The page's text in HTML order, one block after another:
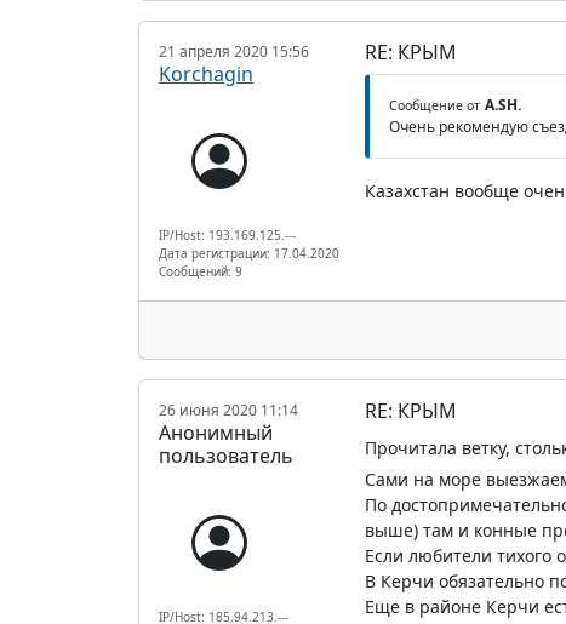
21 апреля 2020 15:56
Korchagin
IP/Host: 193.169.125.---
Дата регистрации: 17.04.2020
Сообщений: 9
RE: КРЫМ
Сообщение от A.SH.
Очень рекомендую
Казахстан вообще
26 июня 2020 11:14
Анонимный
пользователь
IP/Host: 185.94.213.---
RE: КРЫМ
Прочитала ветку,
Сами на море
По
выше) там и конные
Если любители тихого
В Керчи обязательно
Еще в районе Керчи